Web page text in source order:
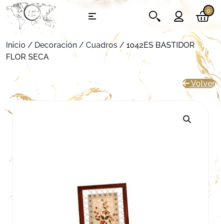
0
Inicio / Decoración / Cuadros / 1042ES BASTIDOR
FLOR SECA
Volver